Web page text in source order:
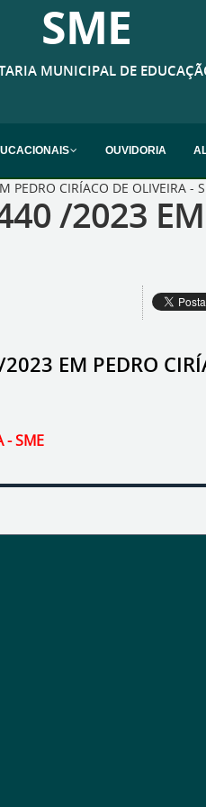
SME
MUNICIPAL DE
OUVIDORIA
PEDRO CIRÍACO DE OLIVEIRA -
/2023
EM PEDRO
- SME